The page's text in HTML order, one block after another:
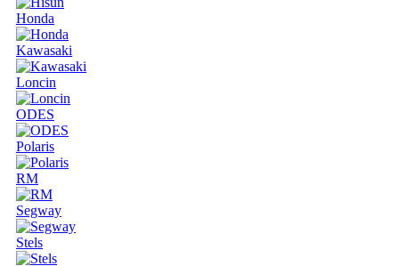
Honda
Kawasaki
Loncin
ODES
Polaris
RM
Segway
Stels